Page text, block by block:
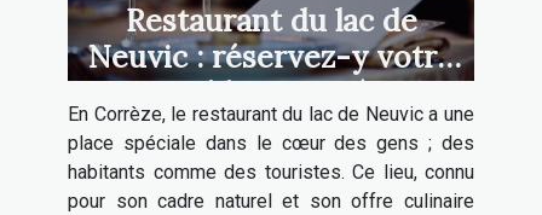
Restaurant du lac de
Neuvic : réservez-y votre
table en 2025
En Corrèze, le restaurant du lac de Neuvic a une
place spéciale dans le cœur des gens ; des
habitants comme des touristes. Ce lieu, connu
pour son cadre naturel et son offre culinaire